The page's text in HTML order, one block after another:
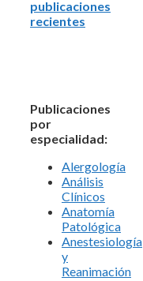
publicaciones
recientes
Publicaciones
por
especialidad:
Alergología
Análisis
Clínicos
Anatomía
Patológica
Anestesiología
y
Reanimación